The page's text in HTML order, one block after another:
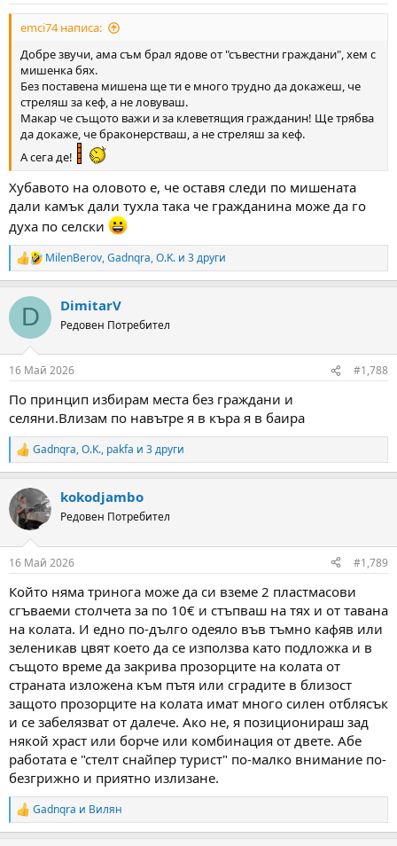
:
emci74 написа:
Добре звучи, ама съм брал ядове от "съвестни граждани", хем с
мишенка бях.
Без поставена мишена ще ти е много трудно да докажеш, че
стреляш за кеф, а не ловуваш.
Макар че същото важи и за клеветящия гражданин! Ще трябва
да докаже, че браконерстваш, а не стреляш за кеф.
А сега де!
Хубавото на оловото е, че оставя следи по мишената
дали камък дали тухла така че гражданина може да го
духа по селски
R
e
c
i
s
MilenBerov,Gadnqra,O.K. и 3 други
D DimitarV
Редовен Потребител
16 Май 2026 #1,788
По принцип избирам места без граждани и
селяни.Влизам по навътре я в къра я в баира
R
e
c
t
i
s
Gadnqra,O.K., pakfa и 3 други
kokodjambo
Редовен Потребител
16 Май 2026 #1,789
Който няма тринога може да си вземе 2 пластмасови
сгъваеми столчета за по 10€ и стъпваш на тях и от тавана
на колата. И едно по-дълго одеяло във тъмно кафяв или
зеленикав цвят което да се използва като подложка и в
същото време да закрива прозорците на колата от
страната изложена към пътя или сградите в близост
защото прозорците на колата имат много силен отблясък
и се забелязват от далече. Ако не, я позиционираш зад
някой храст или борче или комбинация от двете. Абе
работата е "стелт снайпер турист" по-малко внимание по-
безгрижно и приятно излизане.
R
e
Gadnqra и Вилян